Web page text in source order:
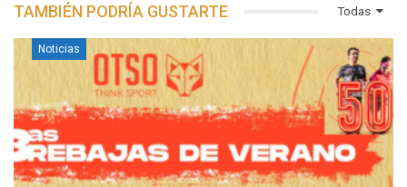
Todas
TAMBIÉN PODRÍA GUSTARTE
Noticias